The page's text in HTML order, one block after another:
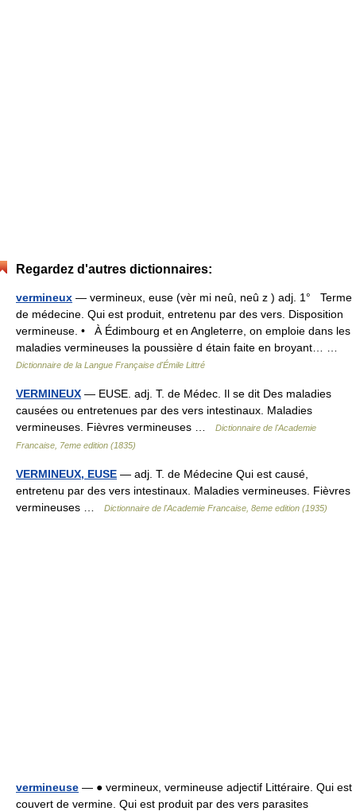
Regardez d'autres dictionnaires:
vermineux — vermineux, euse (vèr mi neû, neû z ) adj. 1° Terme
de médecine. Qui est produit, entretenu par des vers. Disposition
vermineuse. • À Édimbourg et en Angleterre, on emploie dans les
maladies vermineuses la poussière d étain faite en broyant… …
Dictionnaire de la Langue Française d'Émile Littré
VERMINEUX — EUSE. adj. T. de Médec. Il se dit Des maladies
causées ou entretenues par des vers intestinaux. Maladies
vermineuses. Fièvres vermineuses …
Dictionnaire de l'Academie
Francaise, 7eme edition (1835)
VERMINEUX, EUSE — adj. T. de Médecine Qui est causé,
entretenu par des vers intestinaux. Maladies vermineuses. Fièvres
vermineuses …
Dictionnaire de l'Academie Francaise, 8eme edition (1935)
vermineuse — ● vermineux, vermineuse adjectif Littéraire. Qui est
couvert de vermine. Qui est produit par des vers parasites